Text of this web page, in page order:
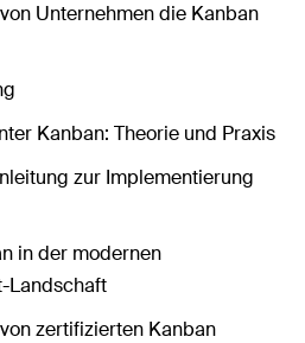
Unternehmen die Kanban
Kanban: Theorie und Praxis
zur Implementierung
in der modernen
Landschaft
zertifizierten Kanban